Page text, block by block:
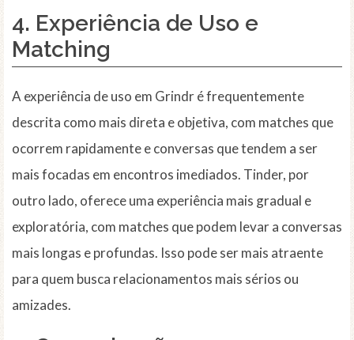
4. Experiência de Uso e
Matching
A experiência de uso em Grindr é frequentemente
descrita como mais direta e objetiva, com matches que
ocorrem rapidamente e conversas que tendem a ser
mais focadas em encontros imediados. Tinder, por
outro lado, oferece uma experiência mais gradual e
exploratória, com matches que podem levar a conversas
mais longas e profundas. Isso pode ser mais atraente
para quem busca relacionamentos mais sérios ou
amizades.